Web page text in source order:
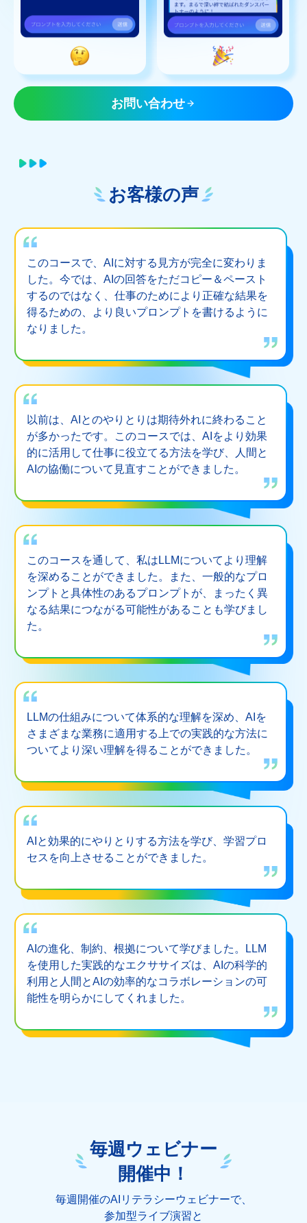
お問い合わせ
お客様の声
このコースで、AIに対する見方が完全に変わりま
した。今では、AIの回答をただコピー＆ペースト
するのではなく、仕事のためにより正確な結果を
得るための、より良いプロンプトを書けるように
なりました。
以前は、AIとのやりとりは期待外れに終わること
が多かったです。このコースでは、AIをより効果
的に活用して仕事に役立てる方法を学び、人間と
AIの協働について見直すことができました。
このコースを通して、私はLLMについてより理解
を深めることができました。また、一般的なプロ
ンプトと具体性のあるプロンプトが、まったく異
なる結果につながる可能性があることも学びまし
た。
LLMの仕組みについて体系的な理解を深め、AIを
さまざまな業務に適用する上での実践的な方法に
ついてより深い理解を得ることができました。
AIと効果的にやりとりする方法を学び、学習プロ
セスを向上させることができました。
AIの進化、制約、根拠について学びました。LLM
を使用した実践的なエクササイズは、AIの科学的
利用と人間とAIの効率的なコラボレーションの可
能性を明らかにしてくれました。
毎週ウェビナー
開催中！
毎週開催のAIリテラシーウェビナーで、
参加型ライブ演習と